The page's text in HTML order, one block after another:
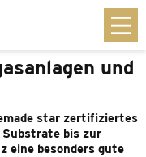
und
star zertifiziertes
Substrate bis zur
eine besonders gute